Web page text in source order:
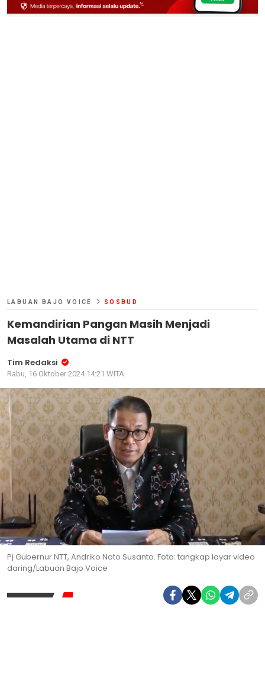
LABUAN BAJO VOICE SOSBUD
Kemandirian Pangan Masih Menjadi
Masalah Utama di NTT
Tim Redaksi
Rabu, 16 Oktober 2024 14:21 WITA
Pj Gubernur NTT, Andriko Noto Susanto. Foto: tangkap layar video
daring/Labuan Bajo Voice